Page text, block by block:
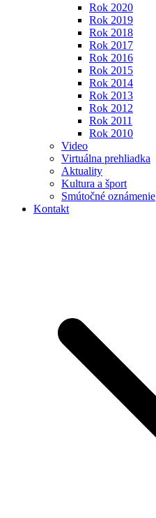
Rok 2020
Rok 2019
Rok 2018
Rok 2017
Rok 2016
Rok 2015
Rok 2014
Rok 2013
Rok 2012
Rok 2011
Rok 2010
Video
Virtuálna prehliadka
Aktuality
Kultura a šport
Smútočné oznámenie
Kontakt